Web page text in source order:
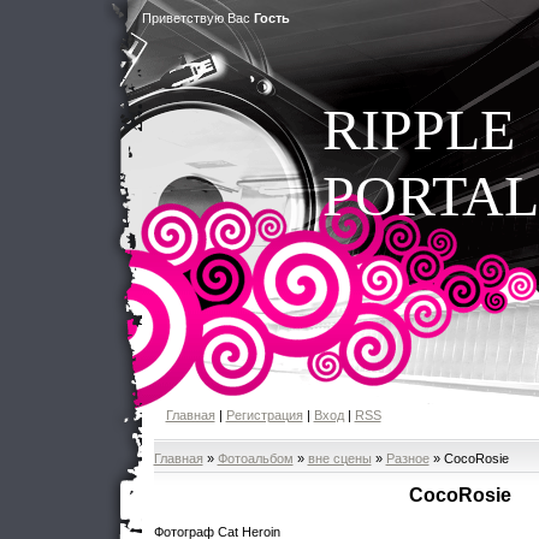
Приветствую Вас Гость
RIPPLE
PORTAL
Главная| Регистрация| Вход| RSS
Главная » Фотоальбом » вне сцены » Разное» СocoRosie
СocoRosie
Фотограф Cat Heroin